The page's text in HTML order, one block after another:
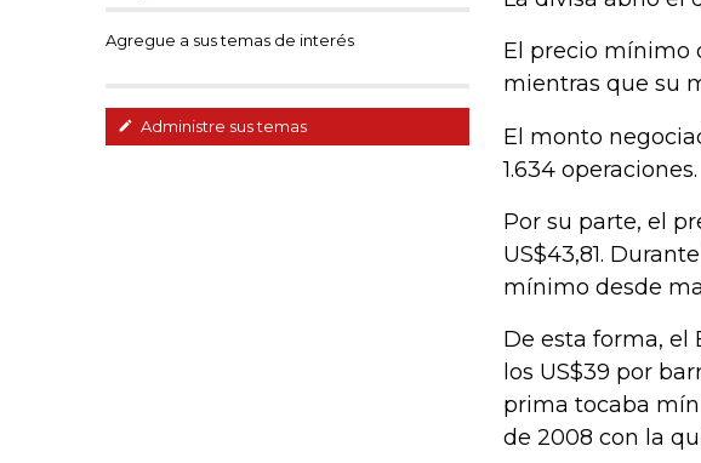
Agregue a sus temas de interés
Administre sus temas
El precio mínimo
mientras que su
El monto
1.634 operaciones.
Por su parte, el
US$43,81.
mínimo desde
De esta forma, el
los US$39 por
prima tocaba
de 2008 con la